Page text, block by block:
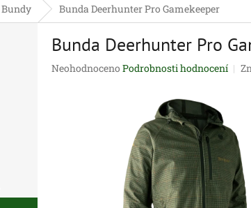
Bundy Bunda Deerhunter Pro Gamekeeper
Bunda Deerhunter Pro
Průměrné
Neohodnoceno Podrobnosti hodnocení